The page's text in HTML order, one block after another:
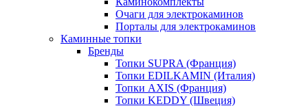
Очаги для электрокаминов
Порталы для электрокаминов
Каминные топки
Бренды
Топки SUPRA (Франция)
Топки EDILKAMIN (Италия)
Топки AXIS (Франция)
Топки KEDDY (Швеция)